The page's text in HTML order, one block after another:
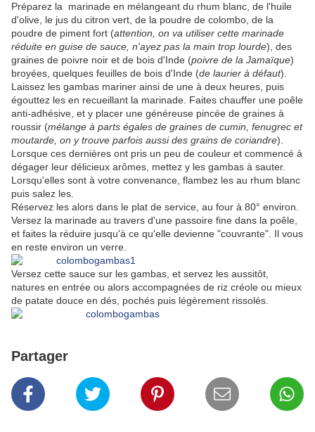
Préparez la marinade en mélangeant du rhum blanc, de l'huile
d'olive, le jus du citron vert, de la poudre de colombo, de la
poudre de piment fort (attention, on va utiliser cette marinade
réduite en guise de sauce, n'ayez pas la main trop lourde), des
graines de poivre noir et de bois d'Inde (poivre de la Jamaïque)
broyées, quelques feuilles de bois d'Inde (de laurier à défaut).
Laissez les gambas mariner ainsi de une à deux heures, puis
égouttez les en recueillant la marinade. Faites chauffer une poêle
anti-adhésive, et y placer une généreuse pincée de graines à
roussir (mélange à parts égales de graines de cumin, fenugrec et
moutarde, on y trouve parfois aussi des grains de coriandre).
Lorsque ces dernières ont pris un peu de couleur et commencé à
dégager leur délicieux arômes, mettez y les gambas à sauter.
Lorsqu'elles sont à votre convenance, flambez les au rhum blanc
puis salez les.
Réservez les alors dans le plat de service, au four à 80° environ.
Versez la marinade au travers d'une passoire fine dans la poêle,
et faites la réduire jusqu'à ce qu'elle devienne "couvrante". Il vous
en reste environ un verre.
Versez cette sauce sur les gambas, et servez les aussitôt,
natures en entrée ou alors accompagnées de riz créole ou mieux
de patate douce en dés, pochés puis légèrement rissolés.
Partager